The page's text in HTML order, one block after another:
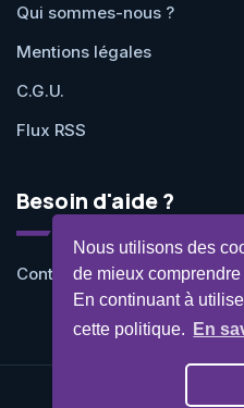
Nous utilisons des
de mieux
En continuant à
cette politique.
En
Qui sommes-nous ?
Mentions légales
C.G.U.
Flux RSS
Besoin d'aide ?
Contactez-nous
©Geekit 2026 -